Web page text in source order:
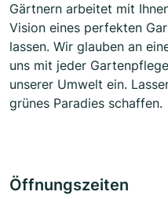
Gärtnern arbeitet mit
Vision eines perfekten
lassen. Wir glauben an
uns mit jeder
unserer Umwelt ein.
grünes Paradies schaffen.
Öffnungszeiten